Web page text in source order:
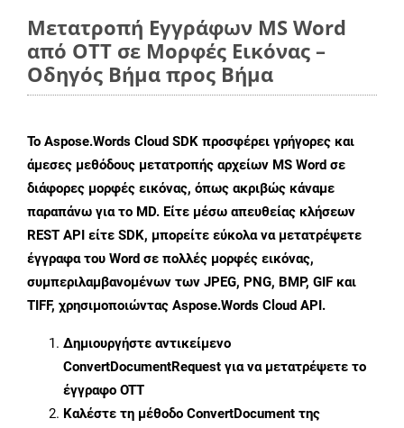
Μετατροπή Εγγράφων MS Word
από OTT σε Μορφές Εικόνας –
Οδηγός Βήμα προς Βήμα
Το Aspose.Words Cloud SDK προσφέρει γρήγορες και
άμεσες μεθόδους μετατροπής αρχείων MS Word σε
διάφορες μορφές εικόνας, όπως ακριβώς κάναμε
παραπάνω για το MD. Είτε μέσω απευθείας κλήσεων
REST API είτε SDK, μπορείτε εύκολα να μετατρέψετε
έγγραφα του Word σε πολλές μορφές εικόνας,
συμπεριλαμβανομένων των JPEG, PNG, BMP, GIF και
TIFF, χρησιμοποιώντας Aspose.Words Cloud API.
Δημιουργήστε αντικείμενο
ConvertDocumentRequest για να μετατρέψετε το
έγγραφο OTT
Καλέστε τη μέθοδο ConvertDocument της